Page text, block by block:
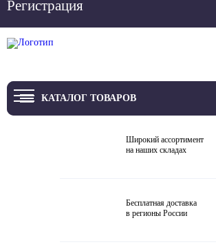
Регистрация
Вход
КАТАЛОГ ТОВАРОВ
Широкий ассортимент
на наших складах
Бесплатная доставка
в регионы России